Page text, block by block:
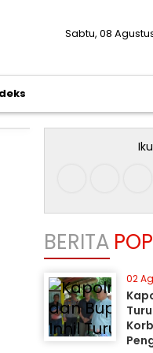
Sabtu, 08
BERITA
02